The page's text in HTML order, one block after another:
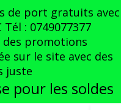
de port gratuits avec
: 0749077377
des promotions
sur le site avec des
juste
pour les soldes